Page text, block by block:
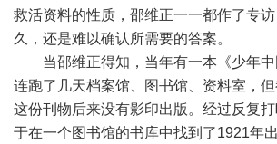
救活资料的性质，邵维正一一都作了专
久，还是难以确认所需要的答案。
当邵维正得知，当年有一本《少年中
连跑了几天档案馆、图书馆、资料室，
这份刊物后来没有影印出版。经过反复
于在一个图书馆的书库中找到了1921年